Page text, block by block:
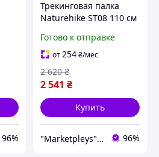
96%
Трекинговая палка
Naturehike ST08 110 см
рукоятка бордовая,
Палки для туризма 36
Готово к отправке
от 254₴/мес
2 541 ₴
2 620 ₴
Купить
"Marketpleys" - превращайте свои желания в реальность на нашем маркетплейсе! 96%